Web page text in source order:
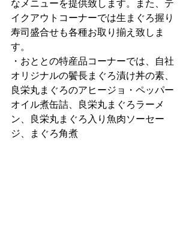
なメニューを提供致します。また、テ
イクアウトコーナーでは生まぐろ握り
寿司盛合せも各種お取り揃え致しま
す。
・おととの特産品コーナーでは、自社
オリジナルの鬢長まぐろ漬け丼の素、
良栄丸まぐろのアヒージョ・ペッパー
オイル煮缶詰、良栄丸まぐろラーメ
ン、良栄丸まぐろ入り魚肉ソーセー
ジ、まぐろ角煮